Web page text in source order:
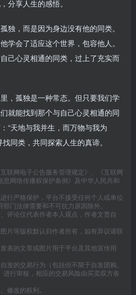
分享人生的感悟。
独，而是因为身边没有他的同类。
学会了适应这个世界，包容他人。
己心灵相通的同类，过上了充实而
，孤独是一种常态。但只要我们学
就能找到那个与自己心灵相通的同
“天地与我并生，而万物与我为
同类，共同探索人生的真谛。
联网电子公告服务管理规定》、《互联网
息网络传播权保护条例》及中华人民共和
行严格保护，平台不接受任何个人或单位
门法律需要和不可抗力原因除外。
评论仅代表作者本人观点，作者文责自
片等版权默认归作者所有，如有异议请联
表的文章或图片用于平台及其他宣传用
发的交易行为（包括但不限于自发团购、
进行审核，相应的交易风险由买卖双方各
修改的权利。